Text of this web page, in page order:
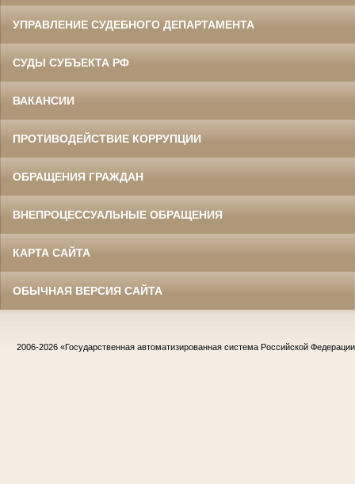
УПРАВЛЕНИЕ СУДЕБНОГО ДЕПАРТАМЕНТА
СУДЫ СУБЪЕКТА РФ
ВАКАНСИИ
ПРОТИВОДЕЙСТВИЕ КОРРУПЦИИ
ОБРАЩЕНИЯ ГРАЖДАН
ВНЕПРОЦЕССУАЛЬНЫЕ ОБРАЩЕНИЯ
КАРТА САЙТА
ОБЫЧНАЯ ВЕРСИЯ САЙТА
2006-2026 «Государственная автоматизированная система Российской